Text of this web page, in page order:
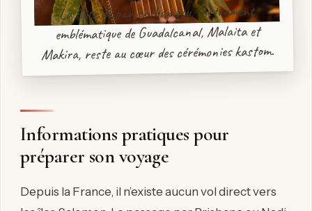
La flûte de pan en bambou, instrument
emblématique de Guadalcanal, Malaita et
Makira, reste au cœur des cérémonies kastom.
Informations pratiques pour
préparer son voyage
Depuis la France, il n’existe aucun vol direct vers